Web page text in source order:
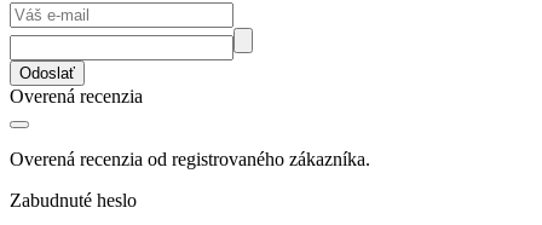
Odoslať
Overená recenzia
Overená recenzia od registrovaného zákazníka.
Zabudnuté heslo